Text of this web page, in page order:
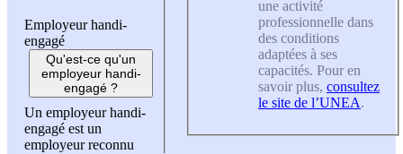
Employeur handi-
engagé
Qu'est-ce qu'un
employeur handi-
engagé ?
Un employeur handi-
engagé est un
employeur reconnu
une activité
professionnelle dans
des conditions
adaptées à ses
capacités. Pour en
savoir plus, consultez
le site de l’UNEA.